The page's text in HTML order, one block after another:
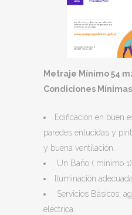
Metraje Mínimo 54
Condiciones Mínimas
Edificación en buen
paredes enlucidas y
y buena ventilación.
Un Baño ( mínimo 1).
Iluminación
Servicios Básicos:
eléctrica.